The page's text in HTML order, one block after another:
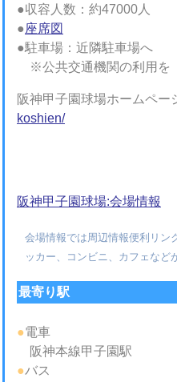
●収容人数：約47000人
●座席図
●駐車場：近隣駐車場へ
※公共交通機関の利用を
阪神甲子園球場ホームペー
koshien/
阪神甲子園球場:会場情報
会場情報では周辺情報便利リン
ッカー、コンビニ、カフェなど
最寄り駅
●電車
阪神本線甲子園駅
●バス